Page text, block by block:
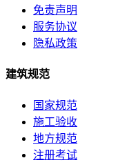
免责声明
服务协议
隐私政策
建筑规范
国家规范
施工验收
地方规范
注册考试